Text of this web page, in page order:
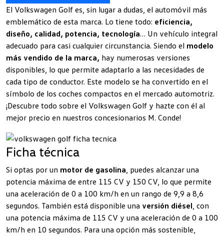
El Volkswagen Golf es, sin lugar a dudas, el automóvil más
emblemático de esta marca. Lo tiene todo: eficiencia,
diseño, calidad, potencia, tecnología… Un vehículo integral
adecuado para casi cualquier circunstancia. Siendo el modelo
más vendido de la marca, hay numerosas versiones
disponibles, lo que permite adaptarlo a las necesidades de
cada tipo de conductor. Este modelo se ha convertido en el
símbolo de los coches compactos en el mercado automotriz.
¡Descubre todo sobre el Volkswagen Golf y hazte con él al
mejor precio en nuestros concesionarios M. Conde!
Ficha técnica
Si optas por un motor de gasolina, puedes alcanzar una
potencia máxima de entre 115 CV y 150 CV, lo que permite
una aceleración de 0 a 100 km/h en un rango de 9,9 a 8,6
segundos. También está disponible una versión diésel, con
una potencia máxima de 115 CV y una aceleración de 0 a 100
km/h en 10 segundos. Para una opción más sostenible,